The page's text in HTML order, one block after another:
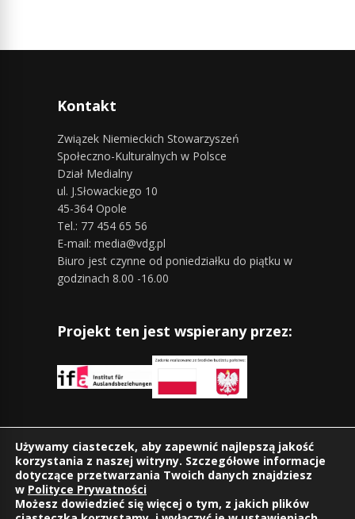
Kontakt
Związek Niemieckich Stowarzyszeń
Społeczno-Kulturalnych w Polsce
Dział Medialny
ul. J.Słowackiego 10
45-364 Opole
Tel.: 77 454 65 56
E-mail: media@vdg.pl
Biuro jest czynne od poniedziałku do piątku w
godzinach 8.00 -16.00
Projekt ten jest wspierany przez:
Znajdziesz nas również na:
Używamy ciasteczek, aby zapewnić najlepszą jakość
korzystania z naszej witryny. Szczegółowe informacje
dotyczące przetwarzania Twoich danych znajdziesz
w Polityce Prywatności
Możesz dowiedzieć się więcej o tym, z jakich plików